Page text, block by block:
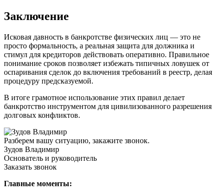
Заключение
Исковая давность в банкротстве физических лиц — это не
просто формальность, а реальная защита для должника и
стимул для кредиторов действовать оперативно. Правильное
понимание сроков позволяет избежать типичных ловушек от
оспаривания сделок до включения требований в реестр, делая
процедуру предсказуемой.
В итоге грамотное использование этих правил делает
банкротство инструментом для цивилизованного разрешения
долговых конфликтов.
Разберем вашу ситуацию, закажите звонок.
Зудов Владимир
Основатель и руководитель
Заказать звонок
Главные моменты: